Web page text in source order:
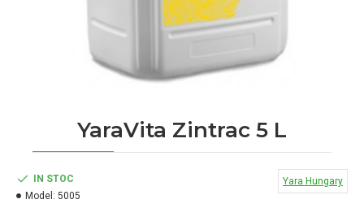
YaraVita Zintrac 5 L
IN STOC
Model: 5005
Yara Hungary